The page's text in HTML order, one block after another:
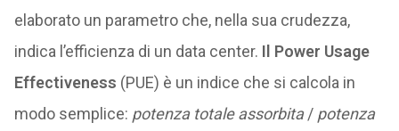
elaborato un parametro che, nella sua crudezza,
indica l’efficienza di un data center. Il Power Usage
Effectiveness (PUE) è un indice che si calcola in
modo semplice: potenza totale assorbita/ potenza